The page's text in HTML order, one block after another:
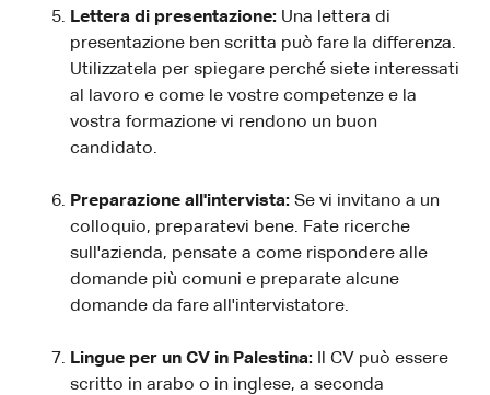
Lettera di presentazione: Una lettera di
presentazione ben scritta può fare la differenza.
Utilizzatela per spiegare perché siete interessati
al lavoro e come le vostre competenze e la
vostra formazione vi rendono un buon
candidato.
Preparazione all'intervista: Se vi invitano a un
colloquio, preparatevi bene. Fate ricerche
sull'azienda, pensate a come rispondere alle
domande più comuni e preparate alcune
domande da fare all'intervistatore.
Lingue per un CV in Palestina: Il CV può essere
scritto in arabo o in inglese, a seconda